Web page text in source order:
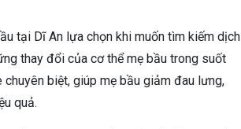
tại Dĩ An lựa chọn khi muốn tìm kiếm dịch
thay đổi của cơ thể mẹ bầu trong suốt
biệt, giúp mẹ bầu giảm đau lưng,
quả.